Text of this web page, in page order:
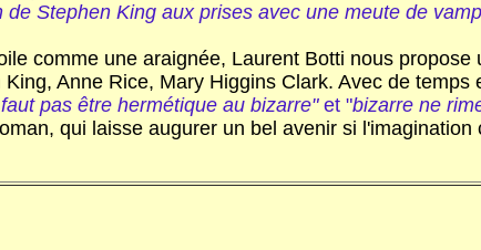
Stephen King aux prises avec une meute de
comme une araignée, Laurent Botti nous
Anne Rice, Mary Higgins Clark. Avec de
pas être hermétique au bizarre"et "bizarre ne
qui laisse augurer un bel avenir si